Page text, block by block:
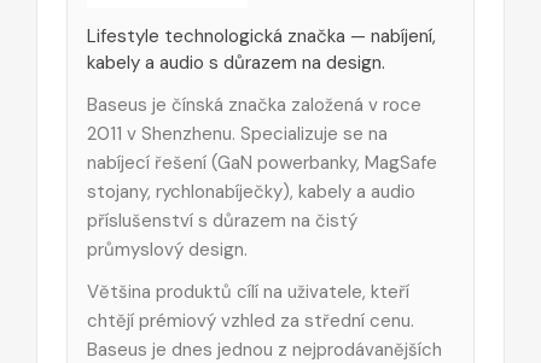
Lifestyle technologická značka — nabíjení,
kabely a audio s důrazem na design.
Baseus je čínská značka založená v roce
2011 v Shenzhenu. Specializuje se na
nabíjecí řešení (GaN powerbanky, MagSafe
stojany, rychlonabíječky), kabely a audio
příslušenství s důrazem na čistý
průmyslový design.
Většina produktů cílí na uživatele, kteří
chtějí prémiový vzhled za střední cenu.
Baseus je dnes jednou z nejprodávanějších